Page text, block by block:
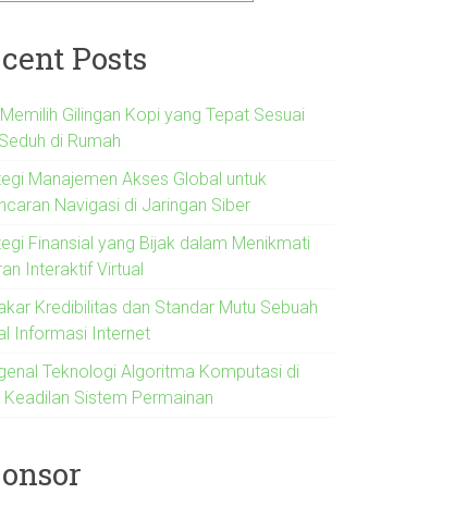
Posts
Gilingan Kopi yang Tepat Sesuai
di Rumah
Manajemen Akses Global untuk
Navigasi di Jaringan Siber
Finansial yang Bijak dalam Menikmati
Interaktif Virtual
Kredibilitas dan Standar Mutu Sebuah
Informasi Internet
Teknologi Algoritma Komputasi di
Keadilan Sistem Permainan